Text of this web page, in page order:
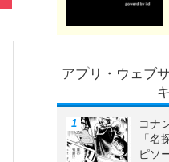
アプリ・ウェブ
コナ
「名
ピソ